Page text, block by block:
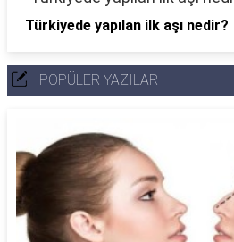
Türkiyede yapılan ilk aşı nedir?
POPÜLER YAZILAR